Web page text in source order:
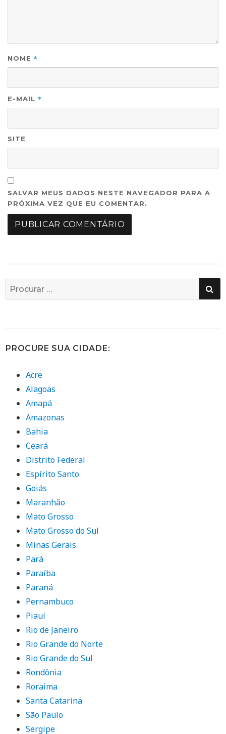
NOME *
E-MAIL *
SITE
SALVAR MEUS DADOS NESTE NAVEGADOR PARA A
PRÓXIMA VEZ QUE EU COMENTAR.
Busca
por:
PROCURE SUA CIDADE:
Acre
Alagoas
Amapá
Amazonas
Bahia
Ceará
Distrito Federal
Espírito Santo
Goiás
Maranhão
Mato Grosso
Mato Grosso do Sul
Minas Gerais
Pará
Paraíba
Paraná
Pernambuco
Piauí
Rio de Janeiro
Rio Grande do Norte
Rio Grande do Sul
Rondônia
Roraima
Santa Catarina
São Paulo
Sergipe